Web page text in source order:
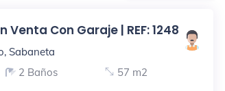
Con Garaje | REF: 1248
Sabaneta
2 Baños 57 m2